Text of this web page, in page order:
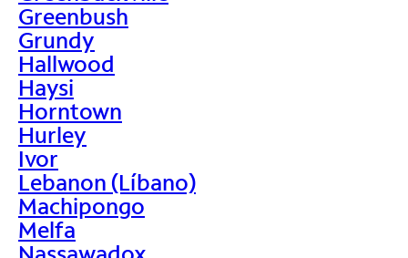
Greenbush
Grundy
Hallwood
Haysi
Horntown
Hurley
Ivor
Lebanon (Líbano)
Machipongo
Melfa